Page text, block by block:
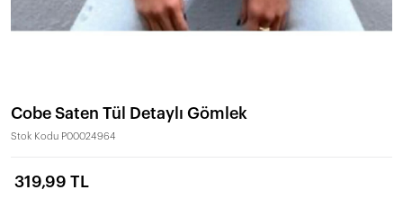
Cobe Saten Tül Detaylı Gömlek
Stok Kodu P00024964
319,99 TL